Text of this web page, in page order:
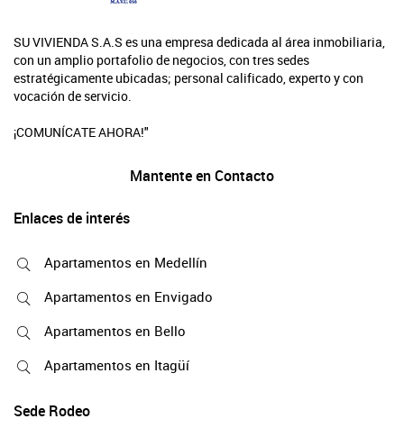
SU VIVIENDA S.A.S es una empresa dedicada al área inmobiliaria,
con un amplio portafolio de negocios, con tres sedes
estratégicamente ubicadas; personal calificado, experto y con
vocación de servicio.
¡COMUNÍCATE AHORA!"
Mantente en Contacto
Enlaces de interés
Apartamentos en Medellín
Apartamentos en Envigado
Apartamentos en Bello
Apartamentos en Itagüí
Sede Rodeo